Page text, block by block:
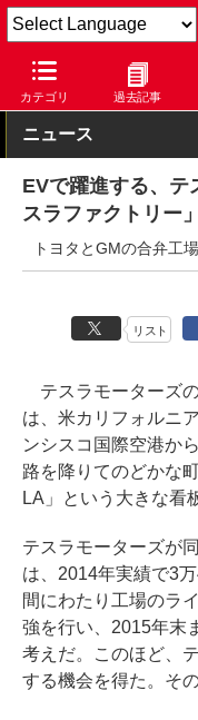
カテゴリ 過去記事
Car Watch 技術 その他
ニュース
EVで躍進する、テ
スラファクトリー
トヨタとGMの合弁工
リスト
テスラモーターズの
は、米カリフォルニ
ンシスコ国際空港か
路を降りてのどかな
LA」という大きな看
テスラモーターズが
は、2014年実績で3
間にわたり工場のラ
強を行い、2015年末
考えだ。このほど、
する機会を得た。そ